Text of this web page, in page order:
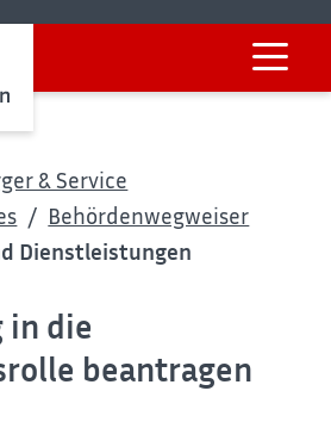
& Service
Behördenwegweiser
Dienstleistungen
in die
beantragen